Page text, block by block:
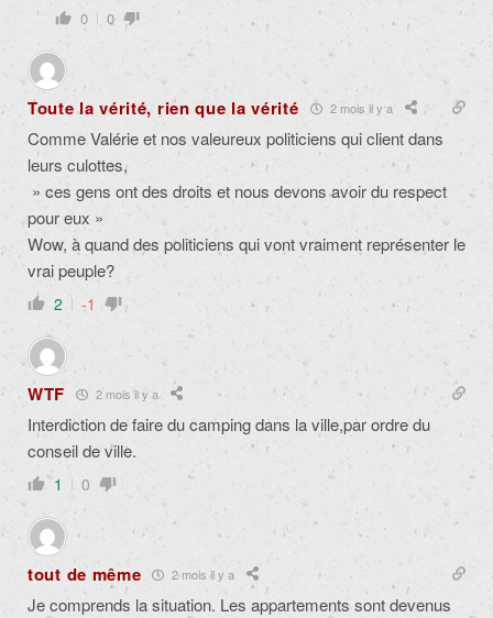
0 0
Toute la vérité, rien que la vérité 2 mois il y a
Comme Valérie et nos valeureux politiciens qui client dans
leurs culottes,
» ces gens ont des droits et nous devons avoir du respect
pour eux »
Wow, à quand des politiciens qui vont vraiment représenter le
vrai peuple?
2 -1
WTF 2 mois il y a
Interdiction de faire du camping dans la ville,par ordre du
conseil de ville.
1 0
tout de même 2 mois il y a
Je comprends la situation. Les appartements sont devenus